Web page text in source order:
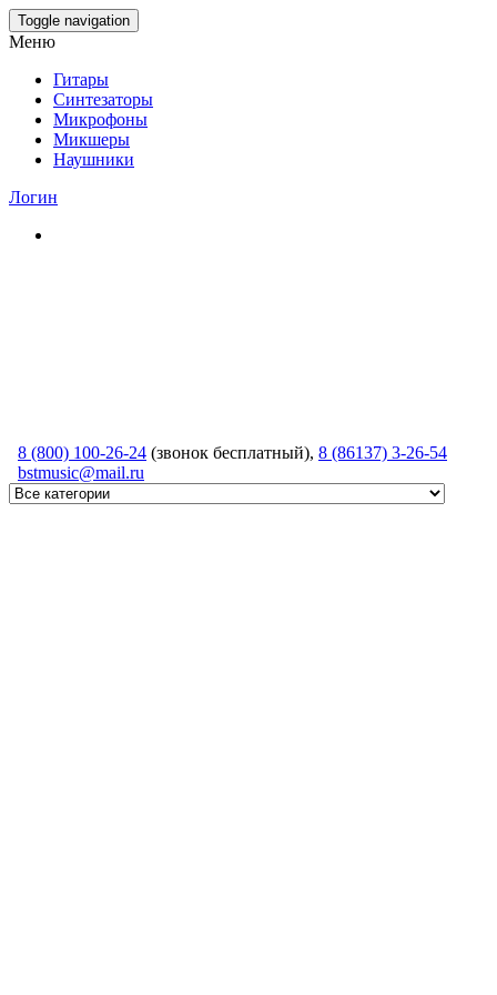
Skip
to
content
Toggle navigation
Меню
Гитары
Синтезаторы
Микрофоны
Микшеры
Наушники
Логин
8 (800) 100-26-24 (звонок бесплатный), 8 (86137) 3-26-54
bstmusic@mail.ru